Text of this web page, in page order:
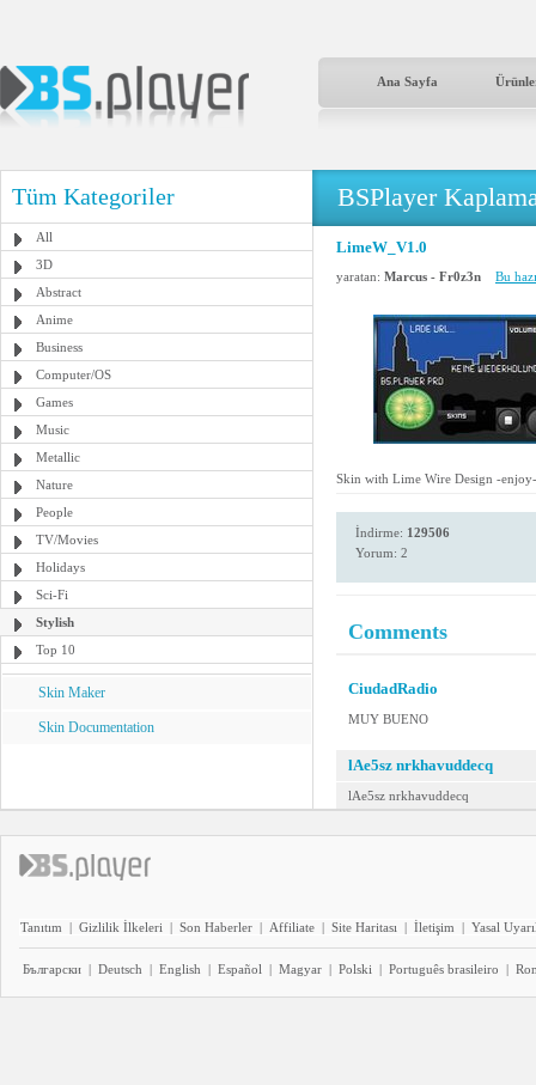
Ana Sayfa
Tüm Kategoriler
All
3D
Abstract
Anime
Business
Computer/OS
Games
Music
Metallic
Nature
People
TV/Movies
Holidays
Sci-Fi
Stylish
Top 10
Skin Maker
Skin Documentation
BSPlayer
LimeW_V1.0
yaratan: Marcus - Fr0z3n Bu
Skin with Lime Wire Design -
İndirme: 129506
Yorum: 2
Comments
CiudadRadio
MUY BUENO
lAe5sz nrkhavuddecq
lAe5sz nrkhavuddecq
Tanıtım | Gizlilik İlkeleri | Son Haberler | Affiliate | Site Haritası | İletişim | Yasal
Български | Deutsch | English | Español | Magyar | Polski | Português brasileiro |